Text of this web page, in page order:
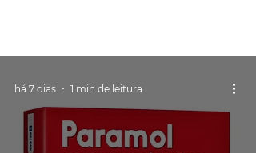
há 7 dias 1 min de leitura